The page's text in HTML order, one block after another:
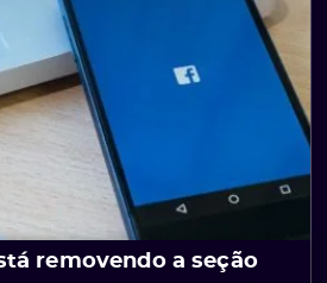
removendo a seção